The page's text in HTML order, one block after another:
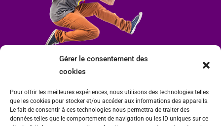
Gérer le consentement des
cookies
Pour offrir les meilleures expériences, nous utilisons des technologies telles
que les cookies pour stocker et/ou accéder aux informations des appareils.
Le fait de consentir à ces technologies nous permettra de traiter des
données telles que le comportement de navigation ou les ID uniques sur ce